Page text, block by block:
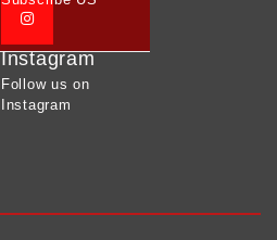
Instagram
Follow us on
Instagram